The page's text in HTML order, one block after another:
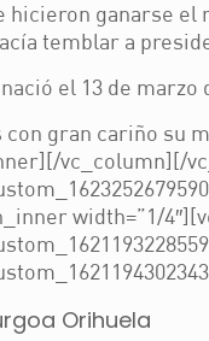
hicieron ganarse el
temblar a
el 13 de marzo
con gran cariño su
vc_column][/
width=”1/
Orihuela